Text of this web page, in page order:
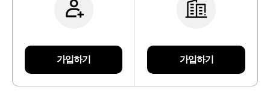
가입하기 가입하기